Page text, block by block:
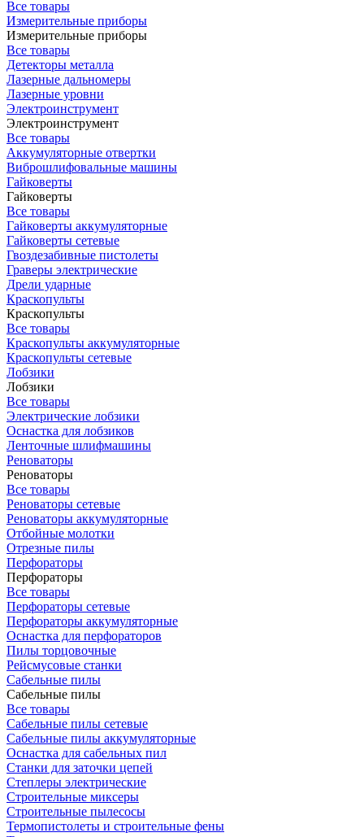
Все товары
Измерительные приборы
Измерительные приборы
Все товары
Детекторы металла
Лазерные дальномеры
Лазерные уровни
Электроинструмент
Электроинструмент
Все товары
Аккумуляторные отвертки
Виброшлифовальные машины
Гайковерты
Гайковерты
Все товары
Гайковерты аккумуляторные
Гайковерты сетевые
Гвоздезабивные пистолеты
Граверы электрические
Дрели ударные
Краскопульты
Краскопульты
Все товары
Краскопульты аккумуляторные
Краскопульты сетевые
Лобзики
Лобзики
Все товары
Электрические лобзики
Оснастка для лобзиков
Ленточные шлифмашины
Реноваторы
Реноваторы
Все товары
Реноваторы сетевые
Реноваторы аккумуляторные
Отбойные молотки
Отрезные пилы
Перфораторы
Перфораторы
Все товары
Перфораторы сетевые
Перфораторы аккумуляторные
Оснастка для перфораторов
Пилы торцовочные
Рейсмусовые станки
Сабельные пилы
Сабельные пилы
Все товары
Сабельные пилы сетевые
Сабельные пилы аккумуляторные
Оснастка для сабельных пил
Станки для заточки цепей
Степлеры электрические
Строительные миксеры
Строительные пылесосы
Термопистолеты и строительные фены